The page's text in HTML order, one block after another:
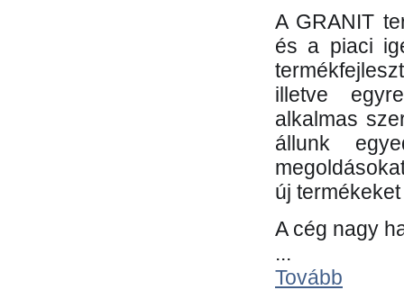
A GRANIT
és a piaci
illetve
alkalmas
állunk
új
A cég nagy
...
Tovább